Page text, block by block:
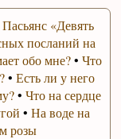
Пасьянс «Девять
посланий на
обо мне?• Что
• Есть ли у него
• Что на сердце
• На воде на
розы